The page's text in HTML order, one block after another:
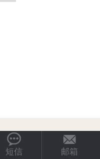

短信

邮箱